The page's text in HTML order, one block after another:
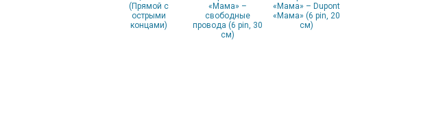
(Прямой с
острыми
концами)
«Мама» –
свободные
провода (6 pin, 30
см)
«Мама» – Dupont
«Мама» (6 pin, 20
см)